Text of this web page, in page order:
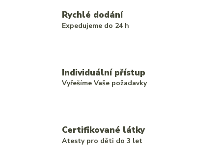
Rychlé dodání
Expedujeme do 24 h
Individuální přístup
Vyřešíme Vaše požadavky
Certifikované látky
Atesty pro děti do 3 let